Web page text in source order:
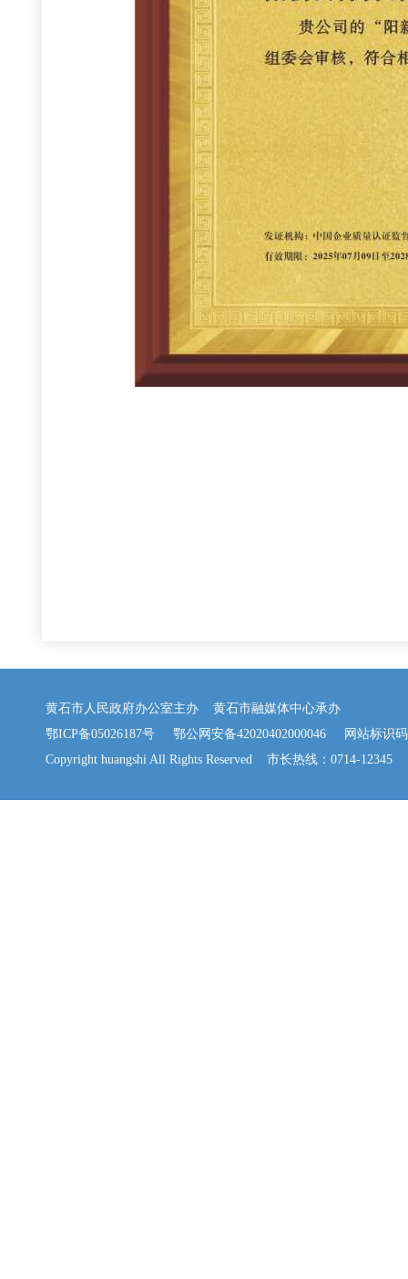
黄石市人民政府办公室主办 黄石市融媒体中心承办
鄂ICP备05026187号
鄂公网安备42020402000046 网站标识码
Copyright huangshi All Rights Reserved 市长热线：0714-12345